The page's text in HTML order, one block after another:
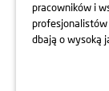
pracowników i
profesjonalistów
dbają o wysoką